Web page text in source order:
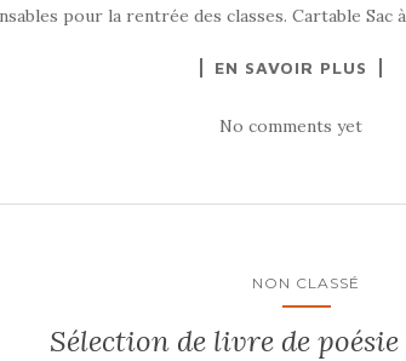
pour la rentrée des classes. Cartable Sac
EN SAVOIR PLUS
No comments yet
NON CLASSÉ
Sélection de livre de